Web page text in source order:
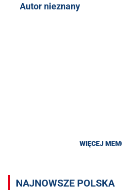
Autor nieznany
WIĘCEJ
NAJNOWSZE POLSKA